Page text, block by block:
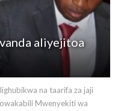
aliyejitoa
na taarifa za jaji
Mwenyekiti wa